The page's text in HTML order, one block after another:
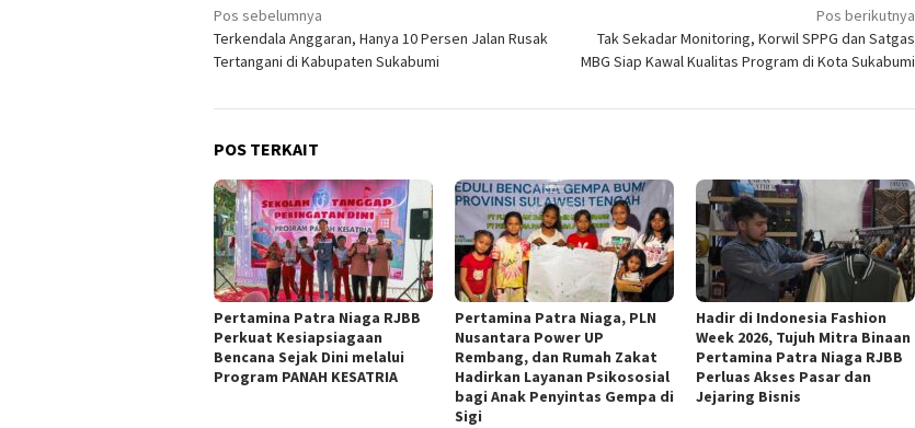
Navigasi
pos
Pos sebelumnya
Terkendala Anggaran, Hanya 10 Persen Jalan Rusak
Tertangani di Kabupaten Sukabumi
Pos berikutnya
Tak Sekadar Monitoring, Korwil SPPG dan Satgas
MBG Siap Kawal Kualitas Program di Kota Sukabumi
POS TERKAIT
Pertamina Patra Niaga RJBB
Perkuat Kesiapsiagaan
Bencana Sejak Dini melalui
Program PANAH KESATRIA
Pertamina Patra Niaga, PLN
Nusantara Power UP
Rembang, dan Rumah Zakat
Hadirkan Layanan Psikososial
bagi Anak Penyintas Gempa di
Sigi
Hadir di Indonesia Fashion
Week 2026, Tujuh Mitra Binaan
Pertamina Patra Niaga RJBB
Perluas Akses Pasar dan
Jejaring Bisnis